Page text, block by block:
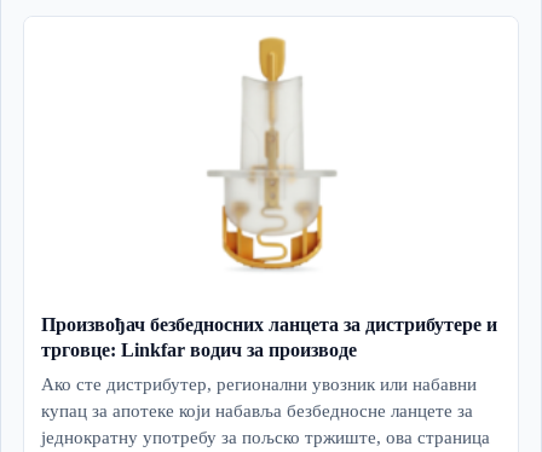
Произвођач безбедносних ланцета за дистрибутере и
трговце: Linkfar водич за производе
Ако сте дистрибутер, регионални увозник или набавни
купац за апотеке који набавља безбедносне ланцете за
једнократну употребу за пољско тржиште, ова страница